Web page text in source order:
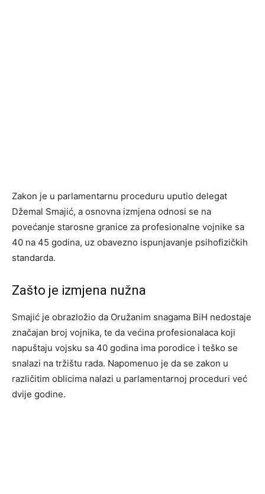
Zakon je u parlamentarnu proceduru uputio delegat
Džemal Smajić, a osnovna izmjena odnosi se na
povećanje starosne granice za profesionalne vojnike sa
40 na 45 godina, uz obavezno ispunjavanje psihofizičkih
standarda.
Zašto je izmjena nužna
Smajić je obrazložio da Oružanim snagama BiH nedostaje
značajan broj vojnika, te da većina profesionalaca koji
napuštaju vojsku sa 40 godina ima porodice i teško se
snalazi na tržištu rada. Napomenuo je da se zakon u
različitim oblicima nalazi u parlamentarnoj proceduri već
dvije godine.